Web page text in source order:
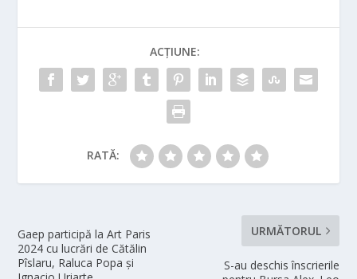
ACȚIUNE:
RATĂ:
Gaep participă la Art Paris
2024 cu lucrări de Cătălin
Pîslaru, Raluca Popa și
URMĂTORUL
S-au deschis înscrierile